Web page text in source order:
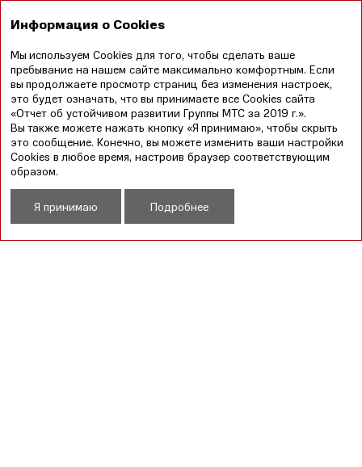
Годовой отчет
2019
Отчет в области устойчивого
развития 2019
УКАЗАТЕЛЬ ESG
СКАЧАТЬ XLS
Информация о Cookies
Мы используем Cookies для того, чтобы сделать ваше
пребывание на нашем сайте максимально комфортным. Если
вы продолжаете просмотр страниц без изменения настроек,
это будет означать, что вы принимаете все Cookies сайта
«Отчет об устойчивом развитии Группы МТС за 2019 г.».
Вы также можете нажать кнопку «Я принимаю», чтобы скрыть
это сообщение. Конечно, вы можете изменить ваши настройки
Cookies в любое время, настроив браузер соответствующим
образом.
Я принимаю Подробнее